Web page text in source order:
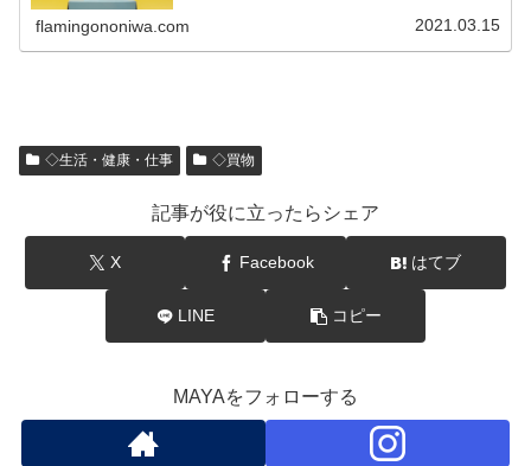
flamingononiwa.com 2021.03.15
◇生活・健康・仕事 ◇買物
記事が役に立ったらシェア
X Facebook はてブ
LINE コピー
MAYAをフォローする